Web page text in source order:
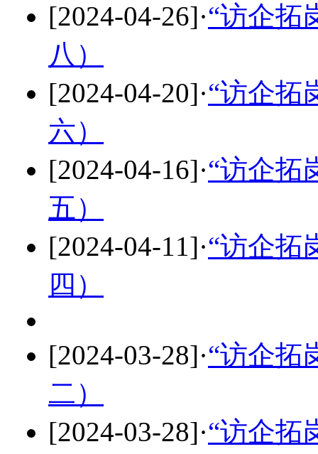
[2024-04-26]·“访企拓
八）
[2024-04-20]·“访企拓
六）
[2024-04-16]·“访企拓
五）
[2024-04-11]·“访企拓
四）
[2024-03-28]·“访企拓
二）
[2024-03-28]·“访企拓